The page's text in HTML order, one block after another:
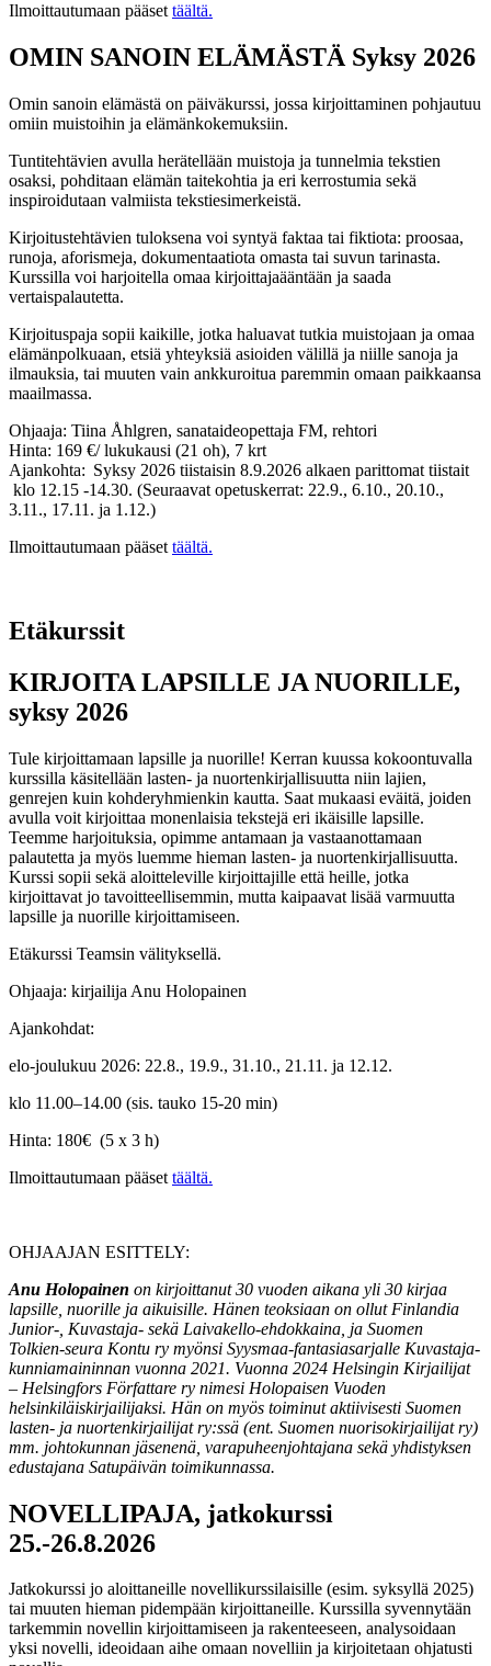
Ilmoittautumaan pääset täältä.
OMIN SANOIN ELÄMÄSTÄ Syksy 2026
Omin sanoin elämästä on päiväkurssi, jossa kirjoittaminen pohjautuu
omiin muistoihin ja elämänkokemuksiin.
Tuntitehtävien avulla herätellään muistoja ja tunnelmia tekstien
osaksi, pohditaan elämän taitekohtia ja eri kerrostumia sekä
inspiroidutaan valmiista tekstiesimerkeistä.
Kirjoitustehtävien tuloksena voi syntyä faktaa tai fiktiota: proosaa,
runoja, aforismeja, dokumentaatiota omasta tai suvun tarinasta.
Kurssilla voi harjoitella omaa kirjoittajaääntään ja saada
vertaispalautetta.
Kirjoituspaja sopii kaikille, jotka haluavat tutkia muistojaan ja omaa
elämänpolkuaan, etsiä yhteyksiä asioiden välillä ja niille sanoja ja
ilmauksia, tai muuten vain ankkuroitua paremmin omaan paikkaansa
maailmassa.
Ohjaaja: Tiina Åhlgren, sanataideopettaja FM, rehtori
Hinta: 169 €/ lukukausi (21 oh), 7 krt
Ajankohta: Syksy 2026 tiistaisin 8.9.2026 alkaen parittomat tiistait
klo 12.15 -14.30. (Seuraavat opetuskerrat: 22.9., 6.10., 20.10.,
3.11., 17.11. ja 1.12.)
Ilmoittautumaan pääset täältä.
Etäkurssit
KIRJOITA LAPSILLE JA NUORILLE,
syksy 2026
Tule kirjoittamaan lapsille ja nuorille! Kerran kuussa kokoontuvalla
kurssilla käsitellään lasten- ja nuortenkirjallisuutta niin lajien,
genrejen kuin kohderyhmienkin kautta. Saat mukaasi eväitä, joiden
avulla voit kirjoittaa monenlaisia tekstejä eri ikäisille lapsille.
Teemme harjoituksia, opimme antamaan ja vastaanottamaan
palautetta ja myös luemme hieman lasten- ja nuortenkirjallisuutta.
Kurssi sopii sekä aloitteleville kirjoittajille että heille, jotka
kirjoittavat jo tavoitteellisemmin, mutta kaipaavat lisää varmuutta
lapsille ja nuorille kirjoittamiseen.
Etäkurssi Teamsin välityksellä.
Ohjaaja: kirjailija Anu Holopainen
Ajankohdat:
elo-joulukuu 2026: 22.8., 19.9., 31.10., 21.11. ja 12.12.
klo 11.00–14.00 (sis. tauko 15-20 min)
Hinta: 180€ (5 x 3 h)
Ilmoittautumaan pääset täältä.
OHJAAJAN ESITTELY:
Anu Holopainen on kirjoittanut 30 vuoden aikana yli 30 kirjaa
lapsille, nuorille ja aikuisille. Hänen teoksiaan on ollut Finlandia
Junior-, Kuvastaja- sekä Laivakello-ehdokkaina, ja Suomen
Tolkien-seura Kontu ry myönsi Syysmaa-fantasiasarjalle Kuvastaja-
kunniamaininnan vuonna 2021. Vuonna 2024 Helsingin Kirjailijat
– Helsingfors Författare ry nimesi Holopaisen Vuoden
helsinkiläiskirjailijaksi. Hän on myös toiminut aktiivisesti Suomen
lasten- ja nuortenkirjailijat ry:ssä (ent. Suomen nuorisokirjailijat ry)
mm. johtokunnan jäsenenä, varapuheenjohtajana sekä yhdistyksen
edustajana Satupäivän toimikunnassa.
NOVELLIPAJA, jatkokurssi
25.-26.8.2026
Jatkokurssi jo aloittaneille novellikurssilaisille (esim. syksyllä 2025)
tai muuten hieman pidempään kirjoittaneille. Kurssilla syvennytään
tarkemmin novellin kirjoittamiseen ja rakenteeseen, analysoidaan
yksi novelli, ideoidaan aihe omaan novelliin ja kirjoitetaan ohjatusti